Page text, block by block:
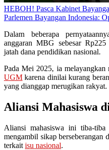
HEBOH! Pasca Kabinet
Parlemen Bayangan Indonesia:
Dalam beberapa
anggaran MBG sebesar
jatah dana pendidikan nasional.
Pada Mei 2025, ia melayangkan
UGM karena dinilai kurang
yang dianggap merugikan rakyat.
Aliansi Mahasiswa
Aliansi mahasiswa ini tiba-
mengambil sikap berseberangan
terkait isu nasional.